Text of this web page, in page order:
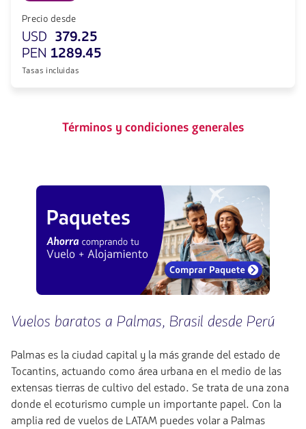
Precio desde
USD 379.25
PEN 1289.45
Tasas incluidas
Términos y condiciones generales
Vuelos baratos a Palmas, Brasil desde Perú
Palmas es la ciudad capital y la más grande del estado de
Tocantins, actuando como área urbana en el medio de las
extensas tierras de cultivo del estado. Se trata de una zona
donde el ecoturismo cumple un importante papel. Con la
amplia red de vuelos de LATAM puedes volar a Palmas